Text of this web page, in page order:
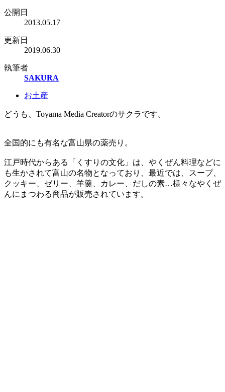
公開日
2013.05.17
更新日
2019.06.30
執筆者
SAKURA
お土産
どうも、Toyama Media Creatorのサクラです。
全国的にも有名な富山県の薬売り。
江戸時代からある「くすりの文化」は、やくぜん料理などに
も生かされて富山の名物となっており、最近では、スープ、
クッキー、ゼリー、羊羹、カレー、だしの素…様々なやくぜ
んにまつわる商品が販売されています。